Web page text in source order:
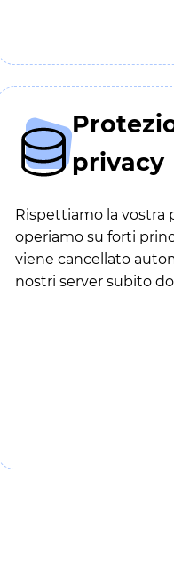
privacy
Rispettiamo la vostra
operiamo su forti
viene cancellato
nostri server subito